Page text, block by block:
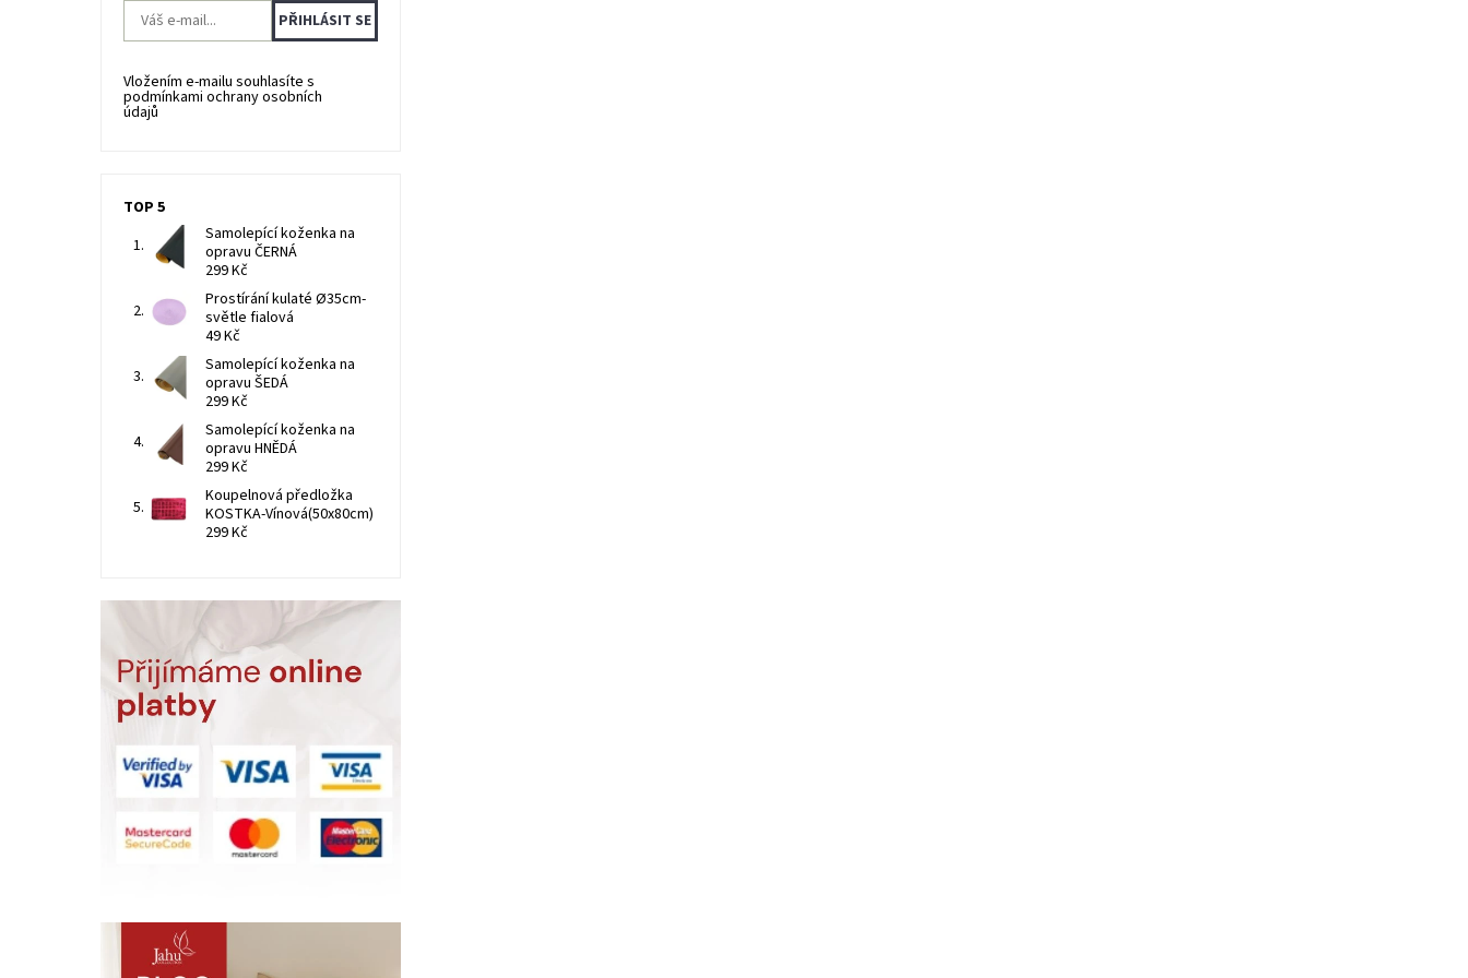
Vložením e-mailu souhlasíte s
podmínkami ochrany osobních
údajů
TOP 5
Samolepící koženka na
opravu ČERNÁ
299 Kč
Prostírání kulaté Ø35cm-
světle fialová
49 Kč
Samolepící koženka na
opravu ŠEDÁ
299 Kč
Samolepící koženka na
opravu HNĚDÁ
299 Kč
Koupelnová předložka
KOSTKA-Vínová(50x80cm)
299 Kč